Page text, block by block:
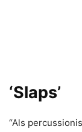
‘Slaps’
“Als